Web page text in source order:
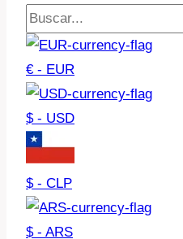
$
€ - EUR
$ - USD
$ - CLP
$ - ARS